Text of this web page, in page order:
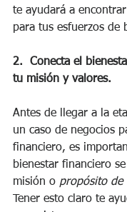
te ayudará a
para tus esfuerzos de
2.  Conecta el
tu misión y valores.
Antes de llegar a la
un caso de negocios
financiero, es
bienestar financiero
misión o propósito de
Tener esto claro te